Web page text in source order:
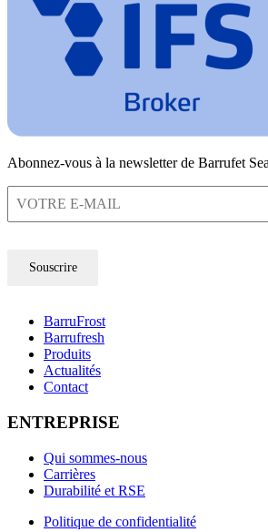
Abonnez-vous à la newsletter de Barrufet
Souscrire
BarruFrost
Barrufresh
Produits
Actualités
Contact
ENTREPRISE
Qui sommes-nous
Carrières
Durabilité et RSE
Politique de confidentialité